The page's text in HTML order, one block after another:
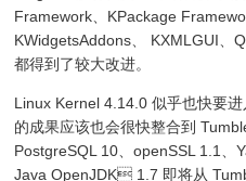
Framework、KPackage
KWidgetsAddons、 KXMLGUI、
都得到了较大改进。
Linux Kernel 4.14.0 似乎也快要
的成果应该也会很快整合到
PostgreSQL 10、openSSL 1.1、
Java OpenJDK 1.7 即将从